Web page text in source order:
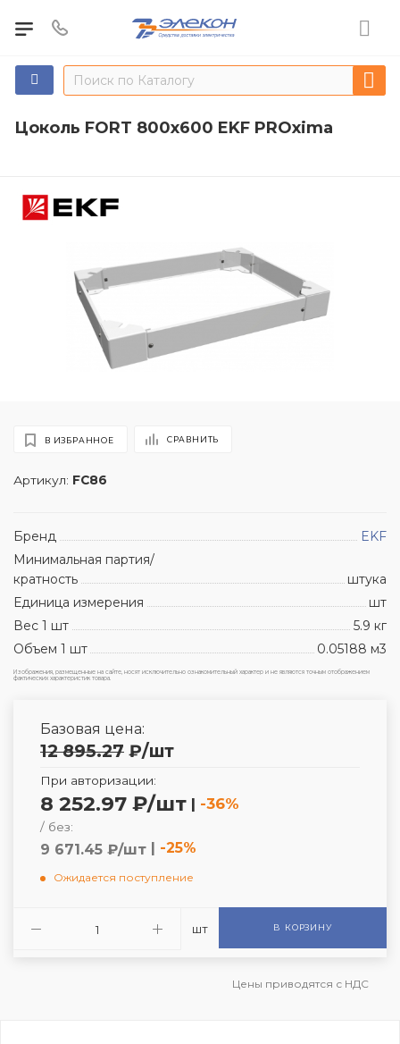
Цоколь FORT 800х600 EKF PROxima
Артикул: FC86
В ИЗБРАННОЕ СРАВНИТЬ
Бренд
EKF
Минимальная партия/
кратность
штука
Единица измерения
шт
Вес 1 шт
5.9 кг
Объем 1 шт
0.05188 м3
Изображения, размещенные на сайте, носят исключительно ознакомительный характер и не являются точным отображением
фактических характеристик товара.
Базовая цена:
12 895.27 ₽/шт
При авторизации:
8 252.97 ₽/шт | -36%
/ без:
9 671.45 ₽/шт | -25%
Ожидается поступление
шт В КОРЗИНУ
Цены приводятся с НДС